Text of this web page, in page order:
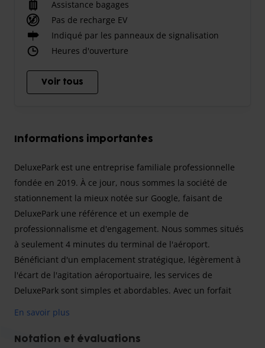
Assistance bagages
Pas de recharge EV
Indiqué par les panneaux de signalisation
Heures d'ouverture
Voir tous
Informations importantes
DeluxePark est une entreprise familiale professionnelle
fondée en 2019. À ce jour, nous sommes la société de
stationnement la mieux notée sur Google, faisant de
DeluxePark une référence et un exemple de
professionnalisme et d'engagement. Nous sommes situés
à seulement 4 minutes du terminal de l'aéroport.
Bénéficiant d'un emplacement stratégique, légèrement à
l'écart de l'agitation aéroportuaire, les services de
DeluxePark sont simples et abordables. Avec un forfait
proposons des navettes aéroport toutes les 15 minutes. La
En savoir plus
Notation et évaluations